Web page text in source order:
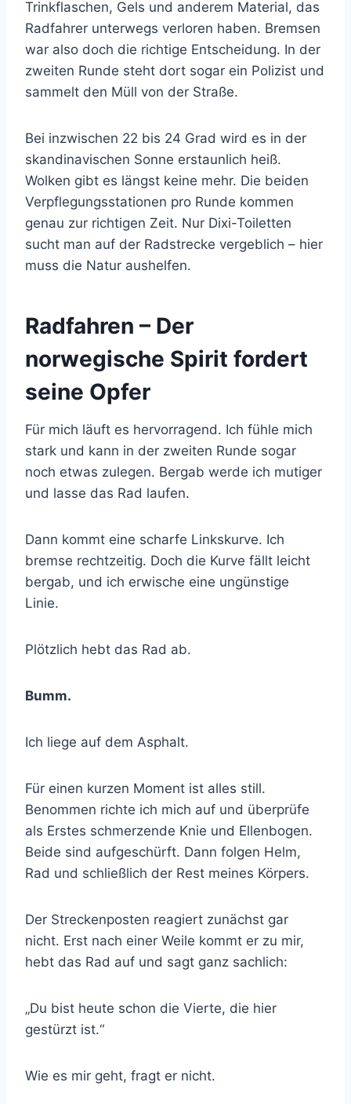
Trinkflaschen, Gels und anderem Material, das
Radfahrer unterwegs verloren haben. Bremsen
war also doch die richtige Entscheidung. In der
zweiten Runde steht dort sogar ein Polizist und
sammelt den Müll von der Straße.
Bei inzwischen 22 bis 24 Grad wird es in der
skandinavischen Sonne erstaunlich heiß.
Wolken gibt es längst keine mehr. Die beiden
Verpflegungsstationen pro Runde kommen
genau zur richtigen Zeit. Nur Dixi-Toiletten
sucht man auf der Radstrecke vergeblich – hier
muss die Natur aushelfen.
Radfahren – Der
norwegische Spirit fordert
seine Opfer
Für mich läuft es hervorragend. Ich fühle mich
stark und kann in der zweiten Runde sogar
noch etwas zulegen. Bergab werde ich mutiger
und lasse das Rad laufen.
Dann kommt eine scharfe Linkskurve. Ich
bremse rechtzeitig. Doch die Kurve fällt leicht
bergab, und ich erwische eine ungünstige
Linie.
Plötzlich hebt das Rad ab.
Bumm.
Ich liege auf dem Asphalt.
Für einen kurzen Moment ist alles still.
Benommen richte ich mich auf und überprüfe
als Erstes schmerzende Knie und Ellenbogen.
Beide sind aufgeschürft. Dann folgen Helm,
Rad und schließlich der Rest meines Körpers.
Der Streckenposten reagiert zunächst gar
nicht. Erst nach einer Weile kommt er zu mir,
hebt das Rad auf und sagt ganz sachlich:
„Du bist heute schon die Vierte, die hier
gestürzt ist.“
Wie es mir geht, fragt er nicht.